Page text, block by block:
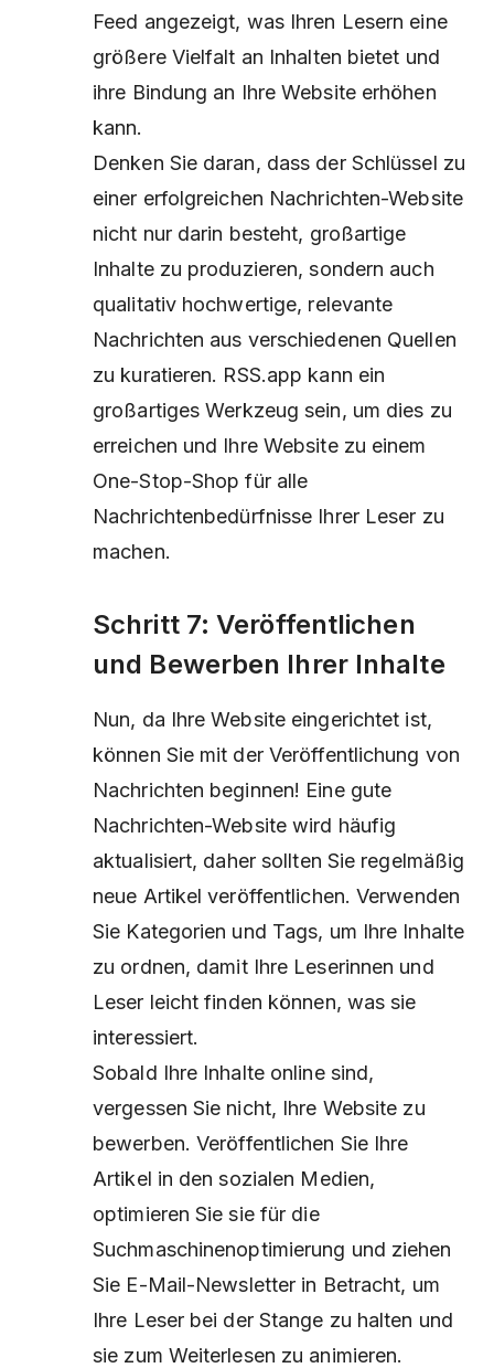
Feed angezeigt, was Ihren Lesern eine
größere Vielfalt an Inhalten bietet und
ihre Bindung an Ihre Website erhöhen
kann.
Denken Sie daran, dass der Schlüssel zu
einer erfolgreichen Nachrichten-Website
nicht nur darin besteht, großartige
Inhalte zu produzieren, sondern auch
qualitativ hochwertige, relevante
Nachrichten aus verschiedenen Quellen
zu kuratieren. RSS.app kann ein
großartiges Werkzeug sein, um dies zu
erreichen und Ihre Website zu einem
One-Stop-Shop für alle
Nachrichtenbedürfnisse Ihrer Leser zu
machen.
Schritt 7: Veröffentlichen
und Bewerben Ihrer Inhalte
Nun, da Ihre Website eingerichtet ist,
können Sie mit der Veröffentlichung von
Nachrichten beginnen! Eine gute
Nachrichten-Website wird häufig
aktualisiert, daher sollten Sie regelmäßig
neue Artikel veröffentlichen. Verwenden
Sie Kategorien und Tags, um Ihre Inhalte
zu ordnen, damit Ihre Leserinnen und
Leser leicht finden können, was sie
interessiert.
Sobald Ihre Inhalte online sind,
vergessen Sie nicht, Ihre Website zu
bewerben. Veröffentlichen Sie Ihre
Artikel in den sozialen Medien,
optimieren Sie sie für die
Suchmaschinenoptimierung und ziehen
Sie E-Mail-Newsletter in Betracht, um
Ihre Leser bei der Stange zu halten und
sie zum Weiterlesen zu animieren.